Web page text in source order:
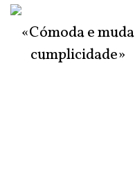
«Cómoda e muda
cumplicidade»